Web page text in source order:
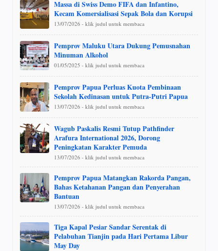
Massa di Swiss Demo FIFA dan Infantino,
Kecam Komersialisasi Sepak Bola dan Korupsi
13/07/2026 - klik judul untuk membaca
Pemprov Maluku Utara Dukung Pemusnahan
Minuman Alkohol
01/05/2025 - klik judul untuk membaca
Pemprov Papua Perluas Kuota Pembinaan
Sekolah Kedinasan untuk Putra-Putri Papua
13/07/2026 - klik judul untuk membaca
Wagub Paskalis Resmi Tutup Pathfinder
Arafura International 2026, Dorong
Peningkatan Karakter Pemuda
13/07/2026 - klik judul untuk membaca
Pemprov Papua Matangkan Rakorda Pangan,
Bahas Ketahanan Pangan dan Penyerahan
Bantuan
13/07/2026 - klik judul untuk membaca
Tiga Kapal Pesiar Sandar Serentak di
Pelabuhan Tianjin pada Hari Pertama Libur
May Day